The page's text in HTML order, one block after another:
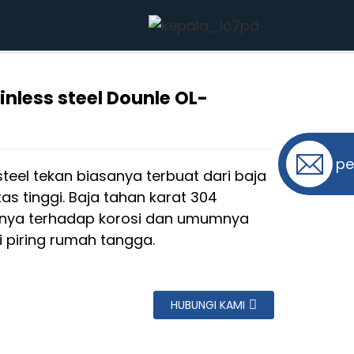
steel Dounle OL-
tekan biasanya terbuat dari baja
tinggi. Baja tahan karat 304
terhadap korosi dan umumnya
rumah tangga.
HUBUNGI KAMI